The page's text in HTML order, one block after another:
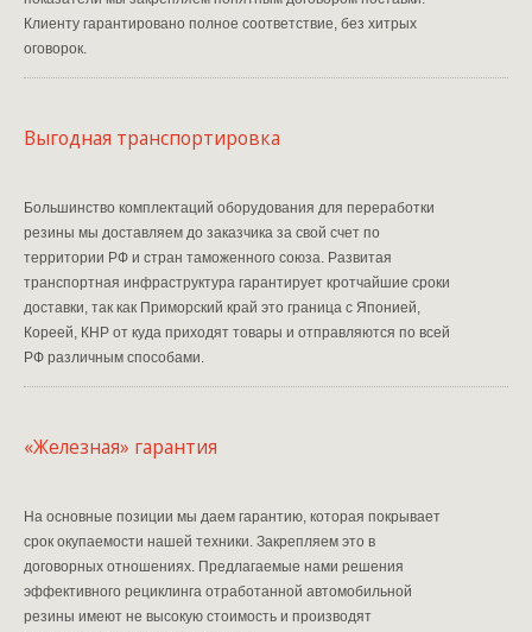
Клиенту гарантировано полное соответствие, без хитрых
оговорок.
Выгодная транспортировка
Большинство комплектаций оборудования для переработки
резины мы доставляем до заказчика за свой счет по
территории РФ и стран таможенного союза. Развитая
транспортная инфраструктура гарантирует кротчайшие сроки
доставки, так как Приморский край это граница с Японией,
Кореей, КНР от куда приходят товары и отправляются по всей
РФ различным способами.
«Железная» гарантия
На основные позиции мы даем гарантию, которая покрывает
срок окупаемости нашей техники. Закрепляем это в
договорных отношениях. Предлагаемые нами решения
эффективного рециклинга отработанной автомобильной
резины имеют не высокую стоимость и производят